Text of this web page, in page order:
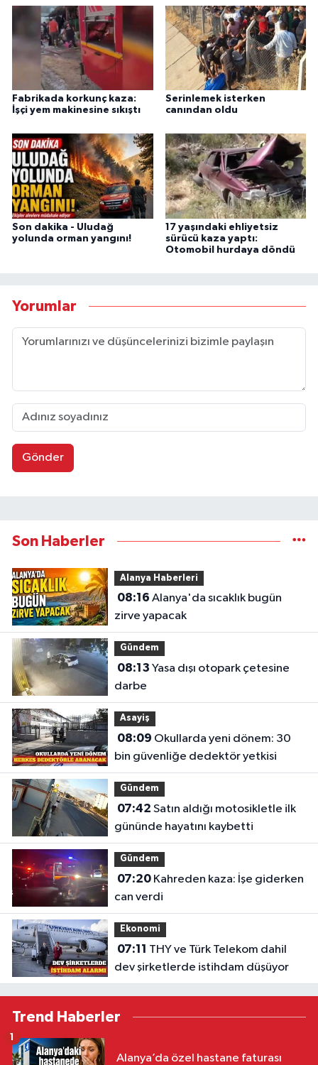
Fabrikada korkunç kaza:
İşçi yem makinesine sıkıştı
Serinlemek isterken
canından oldu
Son dakika - Uludağ
yolunda orman yangını!
17 yaşındaki ehliyetsiz
sürücü kaza yaptı:
Otomobil hurdaya döndü
Yorumlar
Gönder
Son Haberler
Alanya Haberleri
08:16
zirve yapacak
Gündem
08:13
darbe
Asayiş
08:09
bin güvenliğe dedektör yetkisi
Gündem
07:42
gününde hayatını kaybetti
Gündem
07:20Kahreden kaza: İşe giderken
can verdi
Ekonomi
07:11
dev şirketlerde istihdam düşüyor
Trend Haberler
Alanya’da özel hastane faturası
1